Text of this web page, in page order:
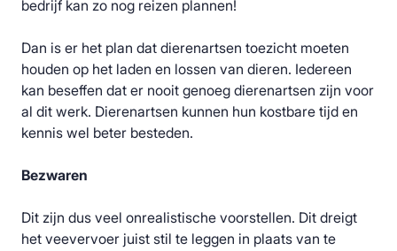
bedrijf kan zo nog reizen plannen!
Dan is er het plan dat dierenartsen toezicht moeten
houden op het laden en lossen van dieren. Iedereen
kan beseffen dat er nooit genoeg dierenartsen zijn voor
al dit werk. Dierenartsen kunnen hun kostbare tijd en
kennis wel beter besteden.
Bezwaren
Dit zijn dus veel onrealistische voorstellen. Dit dreigt
het veevervoer juist stil te leggen in plaats van te